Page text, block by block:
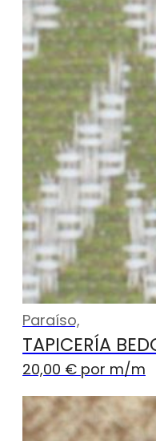
Paraíso,
TAPICERÍA
20,00 € por m/m